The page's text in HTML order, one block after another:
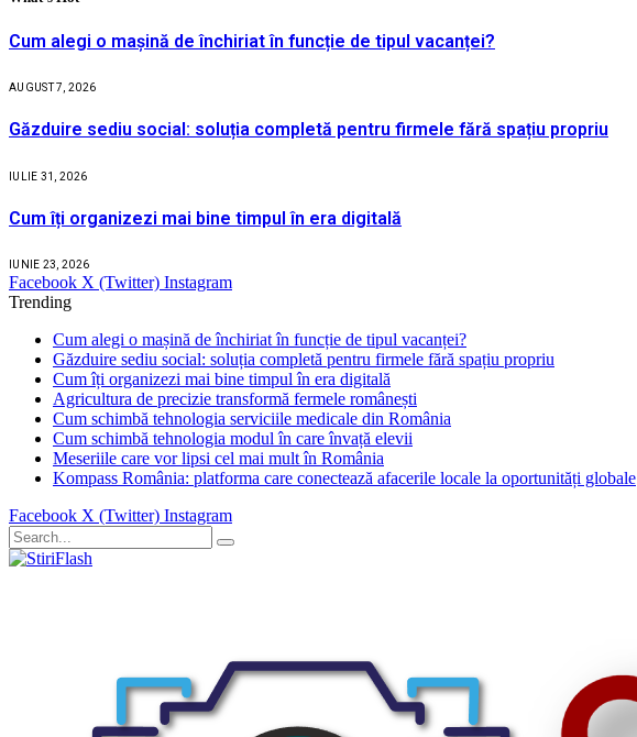
Cum alegi o mașină de închiriat în funcție de tipul vacanței?
AUGUST 7, 2026
Găzduire sediu social: soluția completă pentru firmele fără spațiu propriu
IULIE 31, 2026
Cum îți organizezi mai bine timpul în era digitală
IUNIE 23, 2026
Facebook X (Twitter) Instagram
Trending
Cum alegi o mașină de închiriat în funcție de tipul vacanței?
Găzduire sediu social: soluția completă pentru firmele fără spațiu propriu
Cum îți organizezi mai bine timpul în era digitală
Agricultura de precizie transformă fermele românești
Cum schimbă tehnologia serviciile medicale din România
Cum schimbă tehnologia modul în care învață elevii
Meseriile care vor lipsi cel mai mult în România
Kompass România: platforma care conectează afacerile locale la oportunități globale
Facebook X (Twitter) Instagram